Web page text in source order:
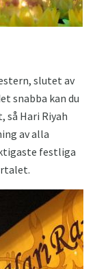
slutet av
snabba kan du
så Hari Riyah
av alla
festliga